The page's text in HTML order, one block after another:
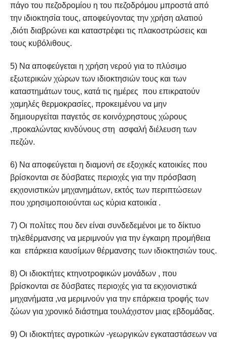
πάγο του πεζοδρομίου η του πεζοδρόμου μπροστά από
την ιδιοκτησία τους, αποφεύγοντας την χρήση αλατιού
,διότι διαβρώνει και καταστρέφει τις πλακοστρώσεις και
τους κυβόλιθους.
5) Να αποφεύγεται η χρήση νερού για το πλύσιμο
εξωτερικών χώρων των ιδιοκτησιών τους και των
καταστημάτων τους, κατά τις ημέρες που επικρατούν
χαμηλές θερμοκρασίες, προκειμένου να μην
δημιουργείται παγετός σε κοινόχρηστους χώρους
,προκαλώντας κινδύνους στη ασφαλή διέλευση των
πεζών.
6) Να αποφεύγεται η διαμονή σε εξοχικές κατοικίες που
βρίσκονται σε δύσβατες περιοχές για την πρόσβαση
εκχιονιστικών μηχανημάτων, εκτός των περιπτώσεων
που χρησιμοποιούνται ως κύρια κατοικία .
7) Οι πολίτες που δεν είναι συνδεδεμένοι με το δίκτυο
τηλεθέρμανσης να μεριμνούν για την έγκαιρη προμήθεια
και επάρκεια καυσίμων θέρμανσης των ιδιοκτησιών τους.
8) Οι ιδιοκτήτες κτηνοτροφικών μονάδων , που
βρίσκονται σε δύσβατες περιοχές για τα εκχιονιστικά
μηχανήματα ,να μεριμνούν για την επάρκεια τροφής των
ζώων για χρονικό διάστημα τουλάχιστον μιας εβδομάδας.
9) Οι ιδιοκτήτες αγροτικών -γεωργικών εγκαταστάσεων να